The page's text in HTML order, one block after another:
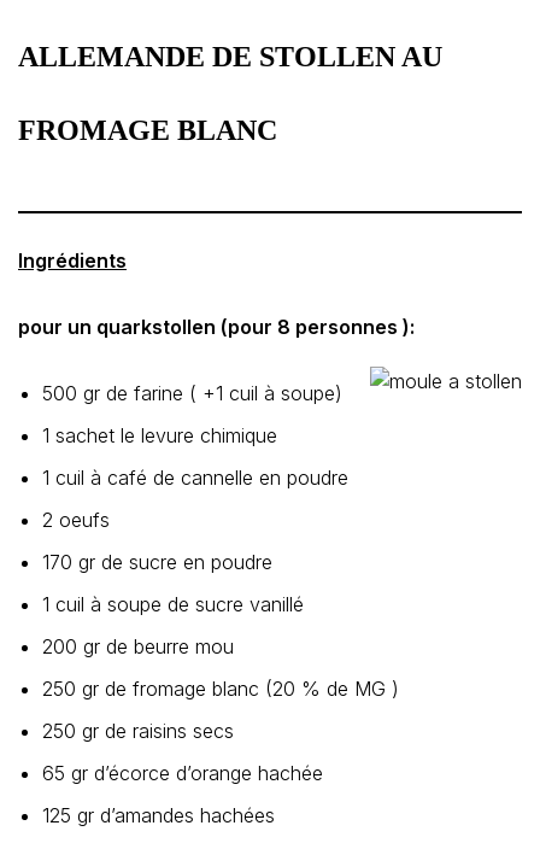
ALLEMANDE DE STOLLEN AU
FROMAGE BLANC
Ingrédients
pour un quarkstollen (pour 8 personnes ):
500 gr de farine ( +1 cuil à soupe)
1 sachet le levure chimique
1 cuil à café de cannelle en poudre
2 oeufs
170 gr de sucre en poudre
1 cuil à soupe de sucre vanillé
200 gr de beurre mou
250 gr de fromage blanc (20 % de MG )
250 gr de raisins secs
65 gr d’écorce d’orange hachée
125 gr d’amandes hachées